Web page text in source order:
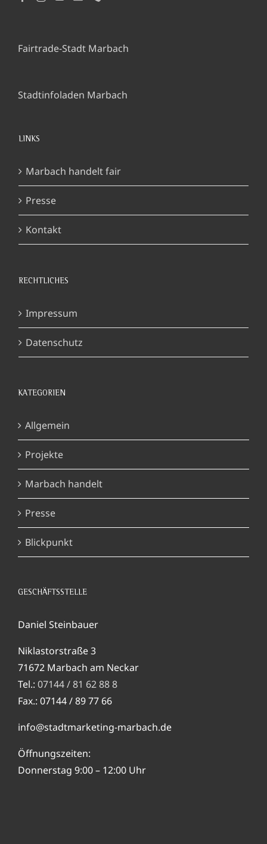
Fairtrade-Stadt Marbach
Stadtinfoladen Marbach
LINKS
Marbach handelt fair
Presse
Kontakt
RECHTLICHES
Impressum
Datenschutz
KATEGORIEN
Allgemein
Projekte
Marbach handelt
Presse
Blickpunkt
GESCHÄFTSSTELLE
Daniel Steinbauer
Niklastorstraße 3
71672 Marbach am Neckar
Tel.: 07144 / 81 62 88 8
Fax.: 07144 / 89 77 66
info@stadtmarketing-marbach.de
Öffnungszeiten:
Donnerstag 9:00 – 12:00 Uhr